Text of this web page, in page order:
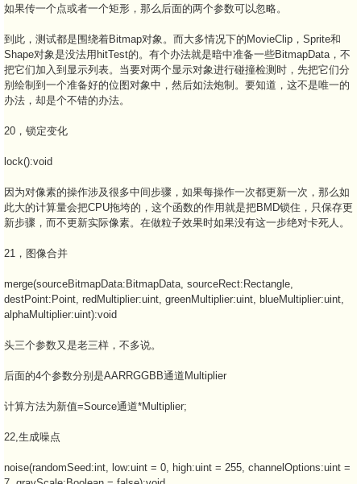
如果传一个点或者一个矩形，那么后面的两个参数可以忽略。
到此，测试都是围绕着Bitmap对象。而大多情况下的MovieClip，Sprite和
Shape对象是没法用hitTest的。有个办法就是暗中准备一些BitmapData，不
把它们加入到显示列表。当要对两个显示对象进行碰撞检测时，先把它们分
别绘制到一个准备好的位图对象中，然后如法炮制。要知道，这不是唯一的
办法，却是个不错的办法。
20，锁定变化
lock():void
因为对像素的操作涉及很多中间步骤，如果每操作一次都更新一次，那么如
此大的计算量会把CPU拖垮的，这个函数的作用就是把BMD锁住，只保存更
新步骤，而不更新实际像素。在做粒子效果时如果没有这一步绝对卡死人。
21，图像合并
merge(sourceBitmapData:BitmapData, sourceRect:Rectangle,
destPoint:Point, redMultiplier:uint, greenMultiplier:uint, blueMultiplier:uint,
alphaMultiplier:uint):void
头三个参数又是老三样，不多说。
后面的4个参数分别是AARRGGBB通道Multiplier
计算方法为新值=Source通道*Multiplier;
22,生成噪点
noise(randomSeed:int, low:uint = 0, high:uint = 255, channelOptions:uint =